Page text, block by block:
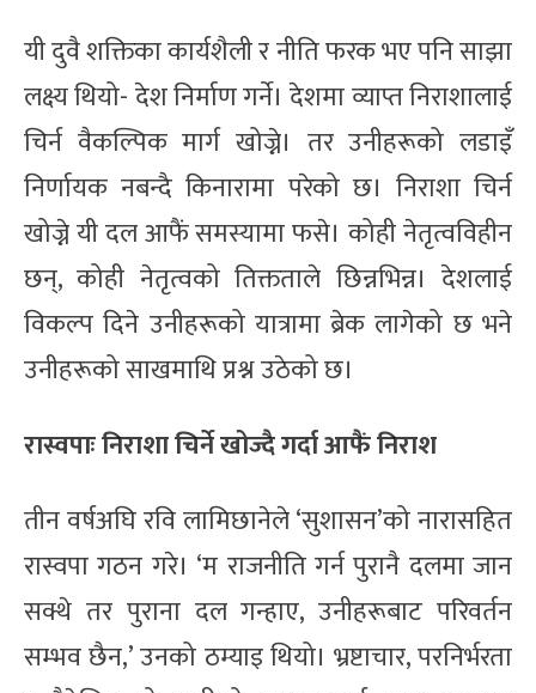
यी दुवै शक्तिका कार्यशैली र नीति फरक भए पनि साझा
लक्ष्य थियो- देश निर्माण गर्ने। देशमा व्याप्त निराशालाई
चिर्न वैकल्पिक मार्ग खोज्ने। तर उनीहरूको लडाइँ
निर्णायक नबन्दै किनारामा परेको छ। निराशा चिर्न
खोज्ने यी दल आफैं समस्यामा फसे। कोही नेतृत्वविहीन
छन्, कोही नेतृत्वको तिक्तताले छिन्नभिन्न। देशलाई
विकल्प दिने उनीहरूको यात्रामा ब्रेक लागेको छ भने
उनीहरूको साखमाथि प्रश्न उठेको छ।
रास्वपाः निराशा चिर्ने खोज्दै गर्दा आफैं निराश
तीन वर्षअघि रवि लामिछानेले ‘सुशासन’को नारासहित
रास्वपा गठन गरे। ‘म राजनीति गर्न पुरानै दलमा जान
सक्थे तर पुराना दल गन्हाए, उनीहरूबाट परिवर्तन
सम्भव छैन,’ उनको ठम्याइ थियो। भ्रष्टाचार, परनिर्भरता